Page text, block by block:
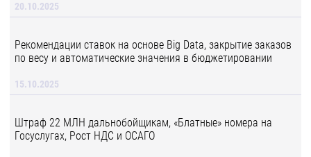
20.10.2025
Рекомендации ставок на основе Big Data, закрытие заказов
по весу и автоматические значения в бюджетировании
15.10.2025
Штраф 22 МЛН дальнобойщикам, «Блатные» номера на
Госуслугах, Рост НДС и ОСАГО